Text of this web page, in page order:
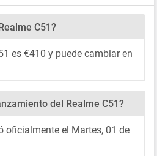
C51?
es €410 y puede cambiar en
del Realme C51?
oficialmente el Martes, 01 de